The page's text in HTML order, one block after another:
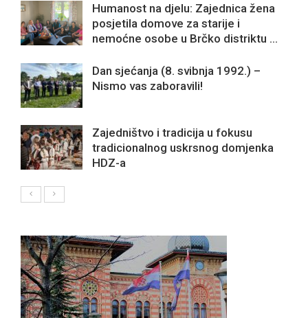
Humanost na djelu: Zajednica žena
posjetila domove za starije i
nemoćne osobe u Brčko distriktu ...
Dan sjećanja (8. svibnja 1992.) –
Nismo vas zaboravili!
Zajedništvo i tradicija u fokusu
tradicionalnog uskrsnog domjenka
HDZ-a